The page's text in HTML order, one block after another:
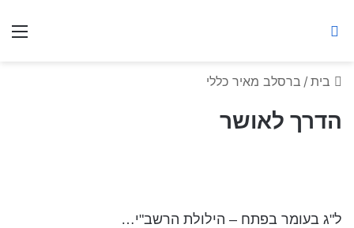
בית / ברסלב מאיר כללי
הדרך לאושר
ל"ג בעומר בפתח – הילולת הרשב"י…